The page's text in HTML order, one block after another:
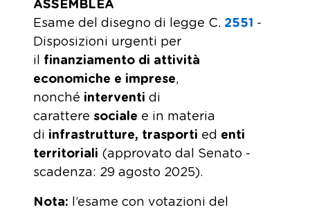
ASSEMBLEA
Esame del disegno di legge C. 2551 -
Disposizioni urgenti per
il finanziamento di attività
economiche e imprese,
nonché interventi di
carattere sociale e in materia
di infrastrutture, trasporti ed enti
territoriali (approvato dal Senato -
scadenza: 29 agosto 2025).
Nota: l’esame con votazioni del